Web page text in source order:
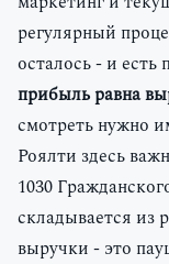
регулярный
осталось - и есть
прибыль равна
смотреть нужно
Роялти здесь
1030
складывается из
выручки - это